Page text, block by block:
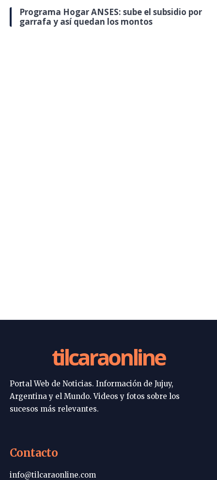
Programa Hogar ANSES: sube el subsidio por
garrafa y así quedan los montos
tilcaraonline
Portal Web de Noticias. Información de Jujuy,
Argentina y el Mundo. Videos y fotos sobre los
sucesos más relevantes.
Contacto
info@tilcaraonline.com